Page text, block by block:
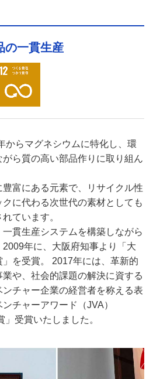
の一貫生産
からマグネシウムに特化し、環
ら質の高い部品作りに取り組ん
富にある元素で、リサイクル性
に代わる次世代の素材としても
ています。
貫生産システムを構築しながら
年に、大阪府知事より「大
を受賞。 2017年には、革新的
や、社会的課題の解決に資する
チャー企業の経営者を称える表
チャーアワード（JVA）
受賞いたしました。